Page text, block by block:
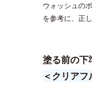
ウォッシュの
を参考に、正
塗る前の下
＜クリア